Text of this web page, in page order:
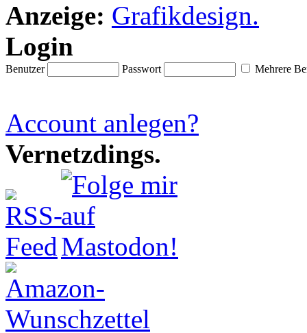
Anzeige:
Login
Benutzer Passwort Mehrere
Account anlegen?
Vernetzdings.